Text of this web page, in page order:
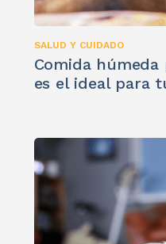
SALUD Y CUIDADO
Comida húmeda
es el ideal para